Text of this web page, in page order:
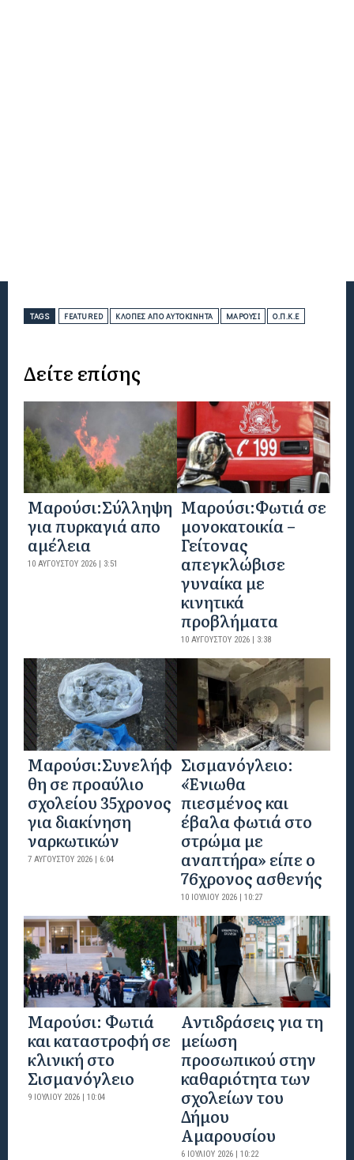
TAGS FEATURED ΚΛΟΠΈΣ ΑΠΌ ΑΥΤΟΚΊΝΗΤΑ ΜΑΡΟΎΣΙ Ο.Π.Κ.Ε
Δείτε επίσης
Μαρούσι:Σύλληψη
για πυρκαγιά απο
αμέλεια
10 ΑΥΓΟΎΣΤΟΥ 2026 | 3:51
Μαρούσι:Φωτιά σε
μονοκατοικία –
Γείτονας
απεγκλώβισε
γυναίκα με
κινητικά
προβλήματα
10 ΑΥΓΟΎΣΤΟΥ 2026 | 3:38
Μαρούσι:Συνελήφ
θη σε προαύλιο
σχολείου 35χρονος
για διακίνηση
ναρκωτικών
7 ΑΥΓΟΎΣΤΟΥ 2026 | 6:04
Σισμανόγλειο:
«Ένιωθα
πιεσμένος και
έβαλα φωτιά στο
στρώμα με
αναπτήρα» είπε ο
76χρονος ασθενής
10 ΙΟΥΛΊΟΥ 2026 | 10:27
Μαρούσι: Φωτιά
και καταστροφή σε
κλινική στο
Σισμανόγλειο
9 ΙΟΥΛΊΟΥ 2026 | 10:04
Αντιδράσεις για τη
μείωση
προσωπικού στην
καθαριότητα των
σχολείων του
Δήμου
Αμαρουσίου
6 ΙΟΥΛΊΟΥ 2026 | 10:22